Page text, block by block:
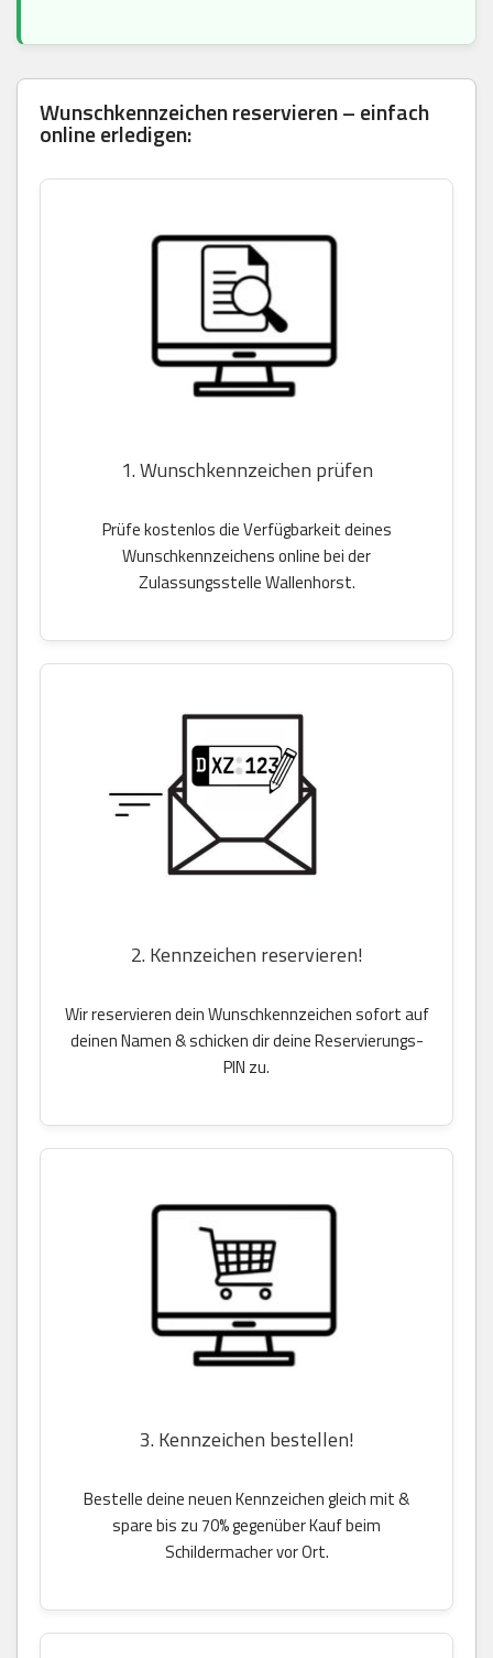
Wunschkennzeichen reservieren – einfach
online erledigen:
1. Wunschkennzeichen prüfen
Prüfe kostenlos die Verfügbarkeit deines
Wunschkennzeichens online bei der
Zulassungsstelle Wallenhorst.
2. Kennzeichen reservieren!
Wir reservieren dein Wunschkennzeichen sofort auf
deinen Namen & schicken dir deine Reservierungs-
PIN zu.
3. Kennzeichen bestellen!
Bestelle deine neuen Kennzeichen gleich mit &
spare bis zu 70% gegenüber Kauf beim
Schildermacher vor Ort.